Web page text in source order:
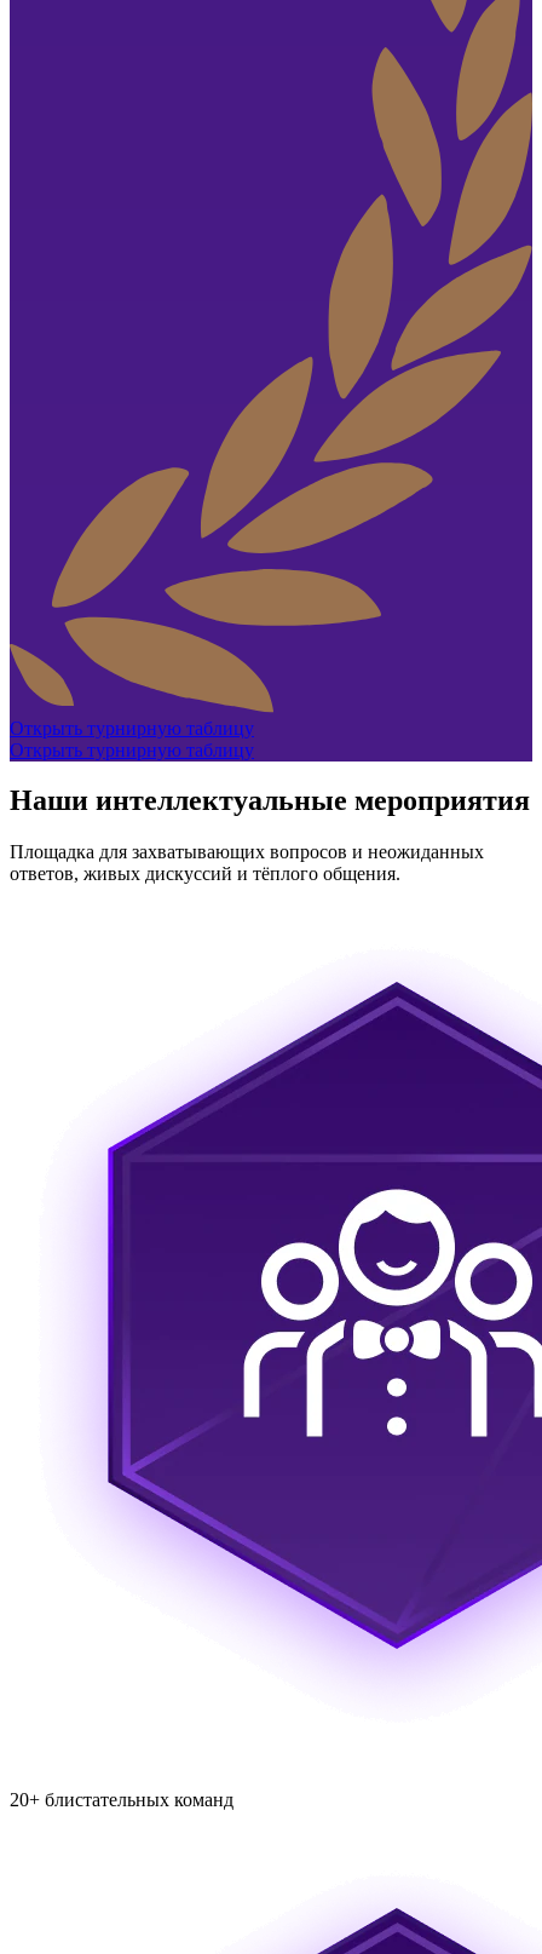
Открыть турнирную таблицу
Открыть турнирную таблицу
Наши интеллектуальные мероприятия
Площадка для захватывающих вопросов и неожиданных
ответов, живых дискуссий и тёплого общения.
20+ блистательных команд